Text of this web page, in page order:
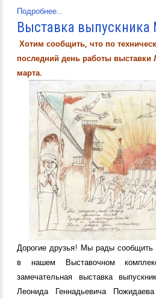
Подробнее...
Выставка
Хотим сообщить, что по
последний день работы выставки
марта.
Дорогие друзья! Мы рады сообщить
в нашем Выставочном
замечательная выставка
Леонида Геннадьевича